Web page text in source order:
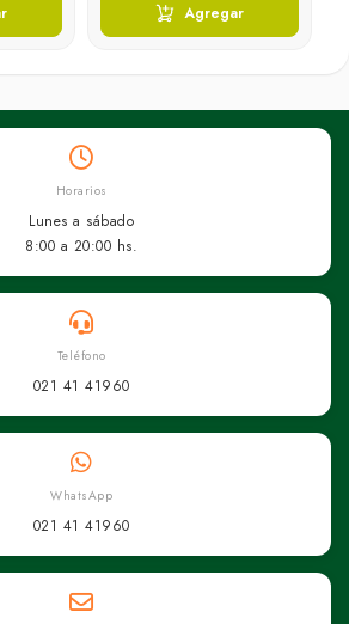
Agregar
Horarios
Lunes a sábado
8:00 a 20:00 hs.
Teléfono
021 41 41960
WhatsApp
021 41 41960